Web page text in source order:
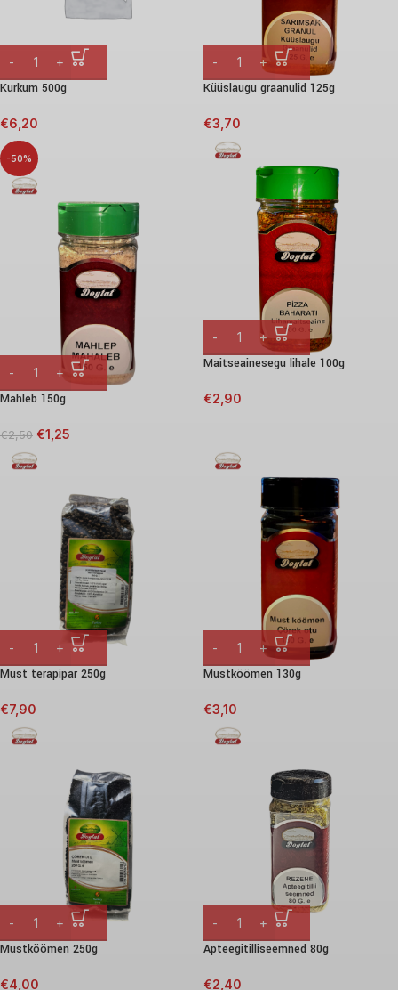
Kurkum 500g
€6,20
Küüslaugu graanulid 125g
€3,70
-50%
Mahleb 150g
€2,50 €1,25
Maitseainesegu lihale 100g
€2,90
Must terapipar 250g
€7,90
Mustköömen 130g
€3,10
Mustköömen 250g
€4,00
Apteegitilliseemned 80g
€2,40